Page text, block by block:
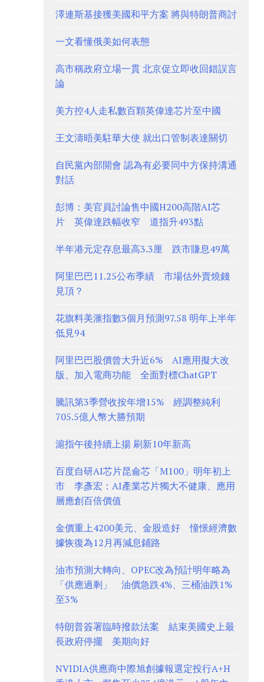
澤連斯基接獲美國和平方案 將與特朗普商討
一文看懂俄美如何表態
高市稱政府立場一貫 北京促立即收回錯誤言
論
美方控4人走私數百顆英偉達芯片至中國
王文濤晤美駐華大使 就出口管制表達關切
自民黨內部開會 認為有必要同中方保持溝通
對話
彭博：美官員討論售中國H200高階AI芯
片 英偉達跌幅收窄 道指升493點
半年港元定存息最高3.3厘 跌市賺息49萬
阿里巴巴11.25公布季績 市場估外賣燒錢
見頂？
花旗料美滙指數3個月預測97.58 明年上半年
低見94
阿里巴巴股價曾大升近6% AI應用擬大改
版、加入電商功能 全面對標ChatGPT
騰訊第3季營收按年增15% 經調整純利
705.5億人幣大勝預期
滬指午後持續上揚 刷新10年新高
百度自研AI芯片昆侖芯「M100」明年初上
市 李彥宏：AI產業芯片獨大不健康、應用
層應創百倍價值
金價重上4200美元、金股造好 憧憬經濟數
據恢復為12月再減息鋪路
油市預測大轉向、OPEC改為預計明年略為
「供應過剩」 油價急跌4%、三桶油跌1%
至3%
特朗普簽署臨時撥款法案 結束美國史上最
長政府停擺 美期向好
NVIDIA供應商中際旭創據報選定投行A+H